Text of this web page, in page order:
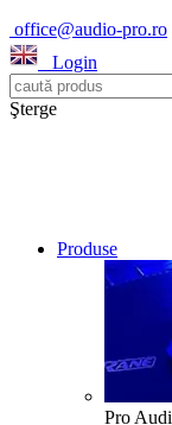
office@audio-pro.ro
Login
Şterge
Produse
Pro